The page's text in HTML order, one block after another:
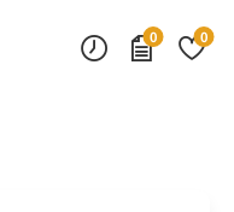
0
0